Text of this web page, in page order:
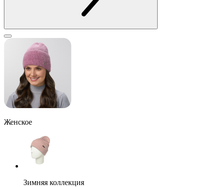
Женское
Зимняя коллекция